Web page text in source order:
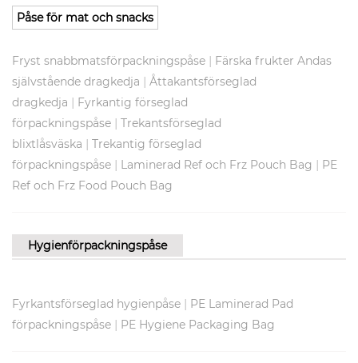
Påse för mat och snacks
Fryst snabbmatsförpackningspåse | Färska frukter Andas
självstående dragkedja | Åttakantsförseglad
dragkedja | Fyrkantig förseglad
förpackningspåse | Trekantsförseglad
blixtlåsväska | Trekantig förseglad
förpackningspåse | Laminerad Ref och Frz Pouch Bag | PE
Ref och Frz Food Pouch Bag
Hygienförpackningspåse
Fyrkantsförseglad hygienpåse | PE Laminerad Pad
förpackningspåse | PE Hygiene Packaging Bag